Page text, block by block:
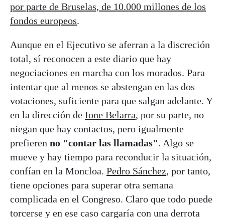
por parte de Bruselas, de 10.000 millones de los
fondos europeos.
Aunque en el Ejecutivo se aferran a la discreción
total, sí reconocen a este diario que hay
negociaciones en marcha con los morados. Para
intentar que al menos se abstengan en las dos
votaciones, suficiente para que salgan adelante. Y
en la dirección de Ione Belarra, por su parte, no
niegan que hay contactos, pero igualmente
prefieren no "contar las llamadas". Algo se
mueve y hay tiempo para reconducir la situación,
confían en la Moncloa. Pedro Sánchez, por tanto,
tiene opciones para superar otra semana
complicada en el Congreso. Claro que todo puede
torcerse y en ese caso cargaría con una derrota